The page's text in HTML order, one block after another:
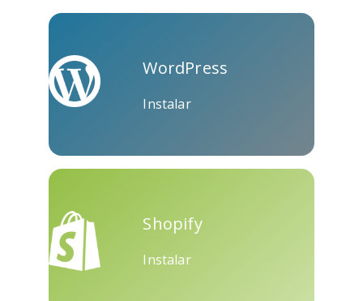
WordPress
Instalar
Shopify
Instalar